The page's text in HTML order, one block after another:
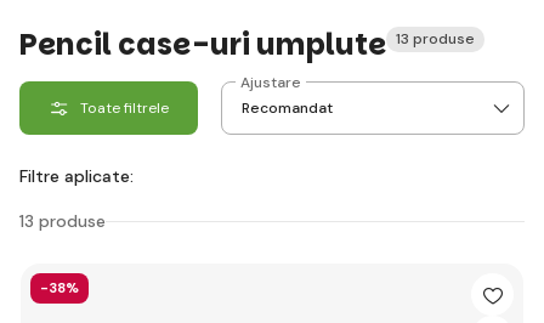
Pencil case-uri umplute 13 produse
Toate filtrele
Ajustare
Filtre aplicate:
13 produse
-38%